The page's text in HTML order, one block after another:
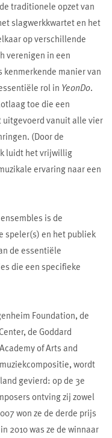
traditionele opzet van
slagwerkkwartet en het
op verschillende
verenigen in een
manier van
rol in YeonDo.
toe die een
vanuit alle vier
(Door de
luidt het vrijwillig
ervaring naar een
is de
speler(s) en het publiek
de essentiële
die een specifieke
Foundation, de
de Goddard
of Arts and
wordt
gevierd: op de 3e
ontving zij zowel
won ze de derde prijs
2010 was ze de winnaar